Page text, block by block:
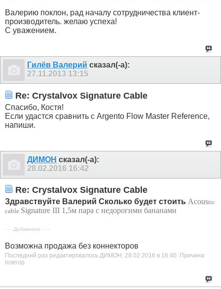
Валерию поклон, рад началу сотрудничества клиент-
производитель. желаю успеха!
С уважением.
Гилёв Валерий сказал(-а):
27.11.2013 13:15
Re: Crystalvox Signature Cable
Спасибо, Костя!
Если удастся сравнить с Argento Flow Master Reference,
напиши.
ДИМОН сказал(-а):
28.02.2016 16:42
Re: Crystalvox Signature Cable
Здравствуйте Валерий Сколько будет стоить Acoustic
cable Signature III 1,5м пара с недорогими бананами
- - - Добавлено - - -
Возможна продажа без коннекторов
Последний раз редактировалось ДИМОН; 28.02.2016 в 16:40. Причина:
повтор